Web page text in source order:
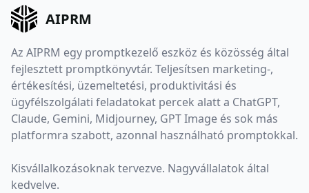
AIPRM
Az AIPRM egy promptkezelő eszköz és közösség által
fejlesztett promptkönyvtár. Teljesítsen marketing-,
értékesítési, üzemeltetési, produktivitási és
ügyfélszolgálati feladatokat percek alatt a ChatGPT,
Claude, Gemini, Midjourney, GPT Image és sok más
platformra szabott, azonnal használható promptokkal.
Kisvállalkozásoknak tervezve. Nagyvállalatok által
kedvelve.